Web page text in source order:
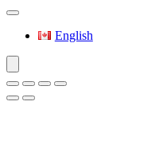
English